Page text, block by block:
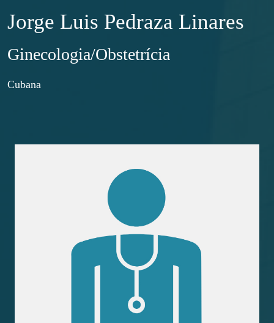
Jorge Luis Pedraza Linares
Ginecologia/Obstetrícia
Cubana